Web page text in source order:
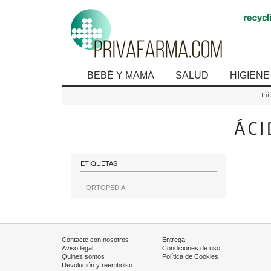
BEBÉ Y MAMÁ SALUD HIGIENE
ETIQUETAS
ORTOPEDIA
Contacte con nosotros
Entrega
Aviso legal
Condiciones de uso
Quines somos
Política de Cookies
Devolución y reembolso